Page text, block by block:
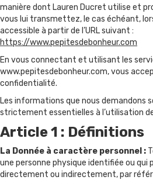
manière dont Lauren Ducret utilise et
vous lui transmettez, le cas échéant,
accessible à partir de l’URL suivant :
https://www.pepitesdebonheur.com
En vous connectant et utilisant les
www.pepitesdebonheur.com, vous
confidentialité.
Les informations que nous demandons
strictement essentielles à l’utilisation
Article 1 : Définitions
La Donnée à caractère personnel :
une personne physique identifiée ou
directement ou indirectement, par